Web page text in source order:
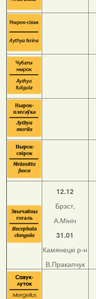
12.12
Брэст,
А.Мініч
31.01
Камянецкі р-н
В.Пракапчук